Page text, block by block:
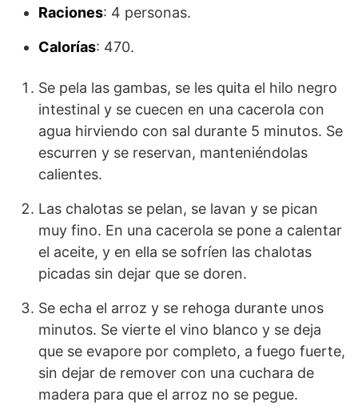
Raciones: 4 personas.
Calorías: 470.
Se pela las gambas, se les quita el hilo negro
intestinal y se cuecen en una cacerola con
agua hirviendo con sal durante 5 minutos. Se
escurren y se reservan, manteniéndolas
calientes.
Las chalotas se pelan, se lavan y se pican
muy fino. En una cacerola se pone a calentar
el aceite, y en ella se sofríen las chalotas
picadas sin dejar que se doren.
Se echa el arroz y se rehoga durante unos
minutos. Se vierte el vino blanco y se deja
que se evapore por completo, a fuego fuerte,
sin dejar de remover con una cuchara de
madera para que el arroz no se pegue.